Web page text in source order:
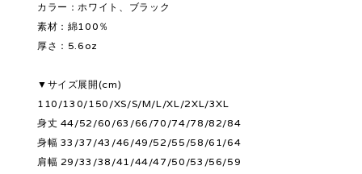
カラー：ホワイト、ブラック
素材：綿100％
厚さ：5.6oz
▼サイズ展開(cm)
110/130/150/XS/S/M/L/XL/2XL/3XL
身丈 44/52/60/63/66/70/74/78/82/84
身幅 33/37/43/46/49/52/55/58/61/64
肩幅 29/33/38/41/44/47/50/53/56/59